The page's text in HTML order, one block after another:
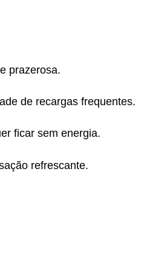
prazerosa.
de recargas frequentes.
ficar sem energia.
refrescante.